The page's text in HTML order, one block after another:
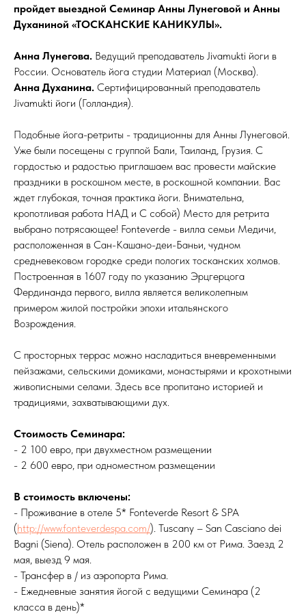
пройдет выездной Семинар Анны Лунеговой и Анны
Духаниной «ТОСКАНСКИЕ КАНИКУЛЫ».
Анна Лунегова. Ведущий преподаватель Jivamukti йоги в
России. Основатель йога студии Материал (Москва).
Анна Духанина. Сертифицированный преподаватель
Jivamukti йоги (Голландия).
Подобные йога-ретриты - традиционны для Анны Лунеговой.
Уже были посещены с группой Бали, Таиланд, Грузия. С
гордостью и радостью приглашаем вас провести майские
праздники в роскошном месте, в роскошной компании. Вас
ждет глубокая, точная практика йоги. Внимательна,
кропотливая работа НАД и С собой) Место для ретрита
выбрано потрясающее! Fonteverde - вилла семьи Медичи,
расположенная в Сан-Кашано-деи-Баньи, чудном
средневековом городке среди пологих тосканских холмов.
Построенная в 1607 году по указанию Эрцгерцога
Фердинанда первого, вилла является великолепным
примером жилой постройки эпохи итальянского
Возрождения.
С просторных террас можно насладиться вневременными
пейзажами, сельскими домиками, монастырями и крохотными
живописными селами. Здесь все пропитано историей и
традициями, захватывающими дух.
Стоимость Семинара:
- 2 100 евро, при двухместном размещении
- 2 600 евро, при одноместном размещении
В стоимость включены:
- Проживание в отеле 5* Fonteverde Resort & SPA
(http://www.fonteverdespa.com/). Tuscany – San Casciano dei
Bagni (Siena). Отель расположен в 200 км от Рима. Заезд 2
мая, выезд 9 мая.
- Трансфер в / из аэропорта Рима.
- Ежедневные занятия йогой с ведущими Семинара (2
класса в день)*